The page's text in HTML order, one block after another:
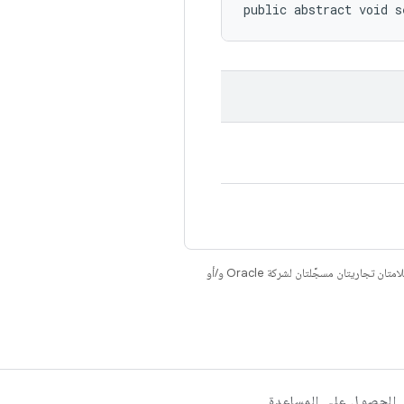
public abstract void
. إنّ Java وOpenJDK هما علامتان تجاريتان مسجَّلتان لشركة Oracle و/أو
الحصول على المساعدة